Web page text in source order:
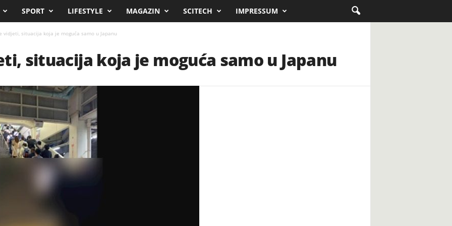
SPORT LIFESTYLE MAGAZIN SCITECH IMPRESSUM
vidjeti, situacija koja je moguća samo u Japanu
situacija koja je moguća samo u Japanu